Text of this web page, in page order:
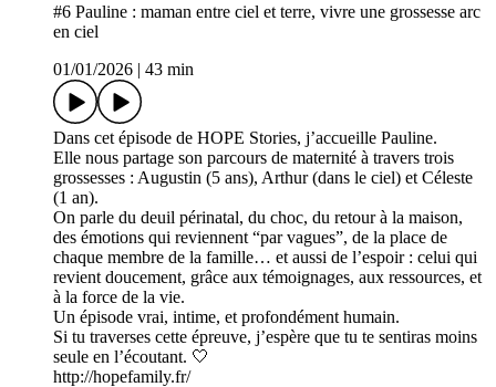
#6 Pauline : maman entre ciel et terre, vivre une grossesse arc
en ciel
01/01/2026 | 43 min
Dans cet épisode de HOPE Stories, j’accueille Pauline.
Elle nous partage son parcours de maternité à travers trois
grossesses : Augustin (5 ans), Arthur (dans le ciel) et Céleste
(1 an).
On parle du deuil périnatal, du choc, du retour à la maison,
des émotions qui reviennent “par vagues”, de la place de
chaque membre de la famille… et aussi de l’espoir : celui qui
revient doucement, grâce aux témoignages, aux ressources, et
à la force de la vie.
Un épisode vrai, intime, et profondément humain.
Si tu traverses cette épreuve, j’espère que tu te sentiras moins
seule en l’écoutant. 🤍
http://hopefamily.fr/